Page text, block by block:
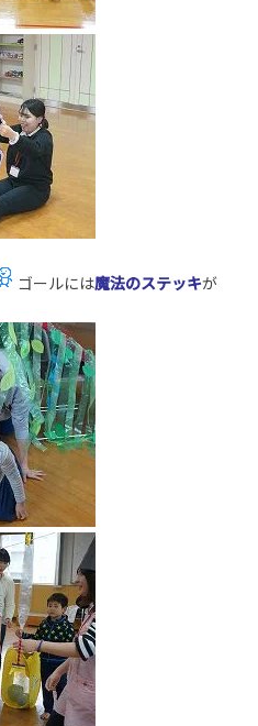
ゴールには魔法のステッキが